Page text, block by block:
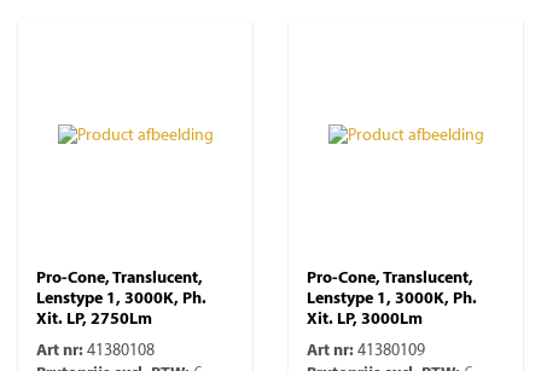
Pro-Cone, Translucent,
Lenstype 1, 3000K, Ph.
Xit. LP, 2750Lm
Art nr: 41380108
Pro-Cone, Translucent,
Lenstype 1, 3000K, Ph.
Xit. LP, 3000Lm
Art nr: 41380109